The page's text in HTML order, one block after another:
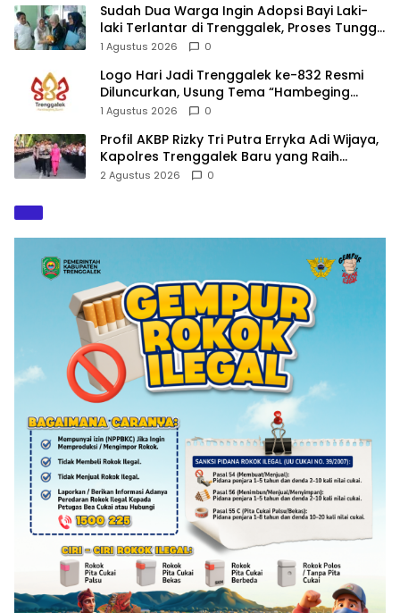
Sudah Dua Warga Ingin Adopsi Bayi Laki-
laki Terlantar di Trenggalek, Proses Tunggu
Hasil Penyelidikan
1 Agustus 2026 0
Logo Hari Jadi Trenggalek ke-832 Resmi
Diluncurkan, Usung Tema “Hambeging
Bumi” Gaungkan Harmoni dengan Alam
1 Agustus 2026 0
Profil AKBP Rizky Tri Putra Erryka Adi Wijaya,
Kapolres Trenggalek Baru yang Raih
Hattrick Pin Emas Kapolri
2 Agustus 2026 0